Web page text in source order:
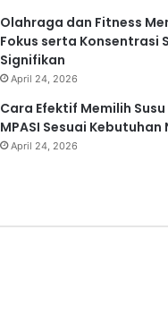
Olahraga dan Fitness
Fokus serta Konsentrasi
Signifikan
April 24, 2026
Cara Efektif Memilih
MPASI Sesuai
April 24, 2026